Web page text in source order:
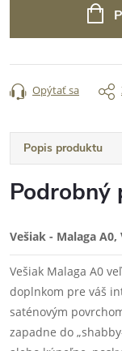
Opýtať sa
Popis produktu
Podrobný
Vešiak - Malaga A0,
Vešiak Malaga A0
doplnkom pre váš
saténovým
zapadne do